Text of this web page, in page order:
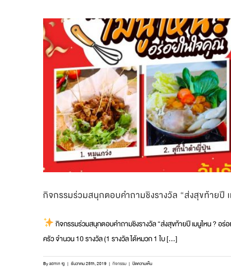
ครัว
พร้อม
เสิร์ฟ
ความ
อร่อย
การ
ทำ
ซอส
ฉู่ฉี่
ให้
เข้ม
ถึง
เครื่อง
แกง
อร่อย
กิจกรรมร่วมสนุกตอบคำถามชิงรางวัล “ส่งสุขท้ายปี
กิจกรรมร่วมสนุกตอบคำถามชิงรางวัล “ส่งสุขท้ายปี เมนูไหน ? อ
ครัว จำนวน 10 รางวัล (1 รางวัล ได้หมวก 1 ใบ [...]
Byadmin fg | ธันวาคม 25th, 2019 | กิจกรรม | ปิดความเห็นบน